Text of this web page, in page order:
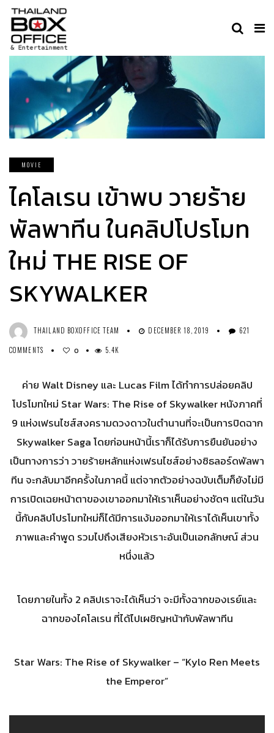
MOVIE
ไคโลเรน เข้าพบ วายร้าย
พัลพาทีน ในคลิปโปรโมท
ใหม่ THE RISE OF
SKYWALKER
THAILAND BOXOFFICE TEAM DECEMBER 18, 2019
621
COMMENTS
0 5.4K
ค่าย Walt Disney และ Lucas Film ได้ทำการปล่อยคลิป
โปรโมทใหม่ Star Wars: The Rise of Skywalker หนังภาคที่
9 แห่งเฟรนไชส์สงครามดวงดาวในตำนานที่จะเป็นการปิดฉาก
Skywalker Saga โดยก่อนหน้านี้เราก็ได้รับการยืนยันอย่าง
เป็นทางการว่า วายร้ายหลักแห่งเฟรนไชส์อย่างซิธลอร์ดพัลพา
ทีน จะกลับมาอีกครั้งในภาคนี้ แต่จากตัวอย่างฉบับเต็มก็ยังไม่มี
การเปิดเฉยหน้าตาของเขาออกมาให้เราเห็นอย่างชัดๆ แต่ในวัน
นี้กับคลิปโปรโมทใหม่ก็ได้มีการแง้มออกมาให้เราได้เห็นเขาทั้ง
ภาพและคำพูด รวมไปถึงเสียงหัวเราะอันเป็นเอกลักษณ์ ส่วน
หนึ่งแล้ว
โดยภายในทั้ง 2 คลิปเราจะได้เห็นว่า จะมีทั้งฉากของเรย์และ
ฉากของไคโลเรน ที่ได้ไปเผชิญหน้ากับพัลพาทีน
Star Wars: The Rise of Skywalker – “Kylo Ren Meets
the Emperor”